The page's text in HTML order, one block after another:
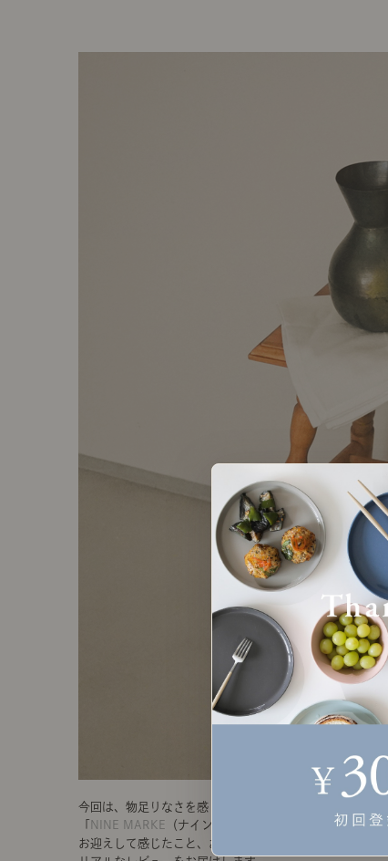
今回は、物足りなさを感じていた私が
NINE MARKE （ナインマーケ）」を
お迎えして感じたこと、お部屋での使い方など、